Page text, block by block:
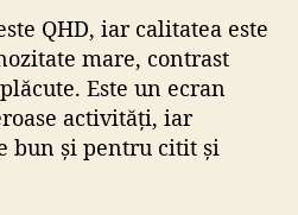
QHD, iar calitatea este
mare, contrast
Este un ecran
activități, iar
bun și pentru citit și